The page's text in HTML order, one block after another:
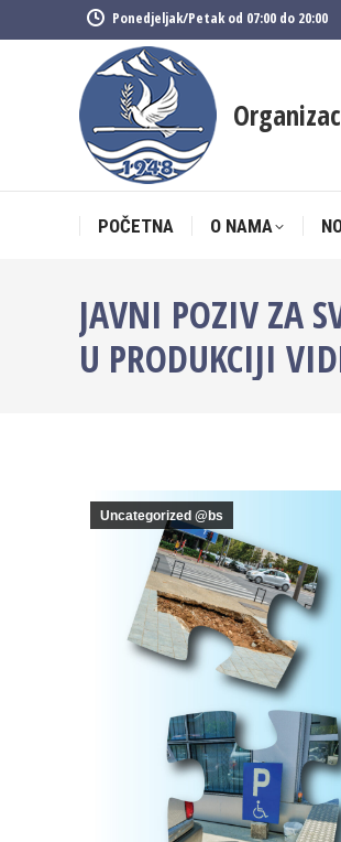
Ponedjeljak/Petak od 07:00 do 20:00
POČETNA O NAMA
JAVNI POZIV ZA
U PRODUKCIJI
Uncategorized @bs
POČETNA O NAMA